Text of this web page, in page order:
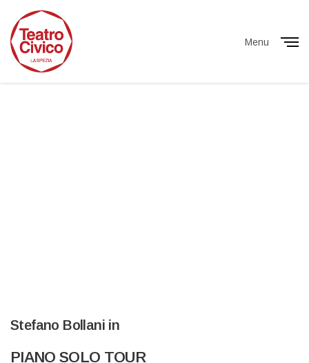
Menu
Stefano Bollani in
PIANO SOLO TOUR